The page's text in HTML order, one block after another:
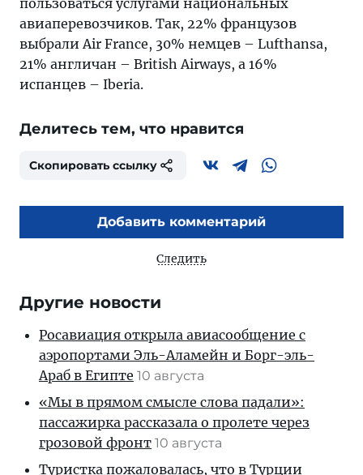
пользоваться услугами национальных
авиаперевозчиков. Так, 22% французов
выбрали Air France, 30% немцев – Lufthansa,
21% англичан – British Airways, а 16%
испанцев – Iberia.
Делитесь тем, что нравится
Скопировать ссылку
Добавить комментарий
Следить
Другие новости
Росавиация открыла авиасообщение с
аэропортами Эль-Аламейн и Борг-эль-
Араб в Египте 10 августа
«Мы в прямом смысле слова падали»:
пассажирка рассказала о пролете через
грозовой фронт 10 августа
Туристка пожаловалась, что в Турции